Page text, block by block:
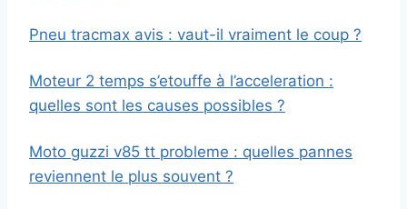
Pneu tracmax avis : vaut-il vraiment le coup ?
Moteur 2 temps s’etouffe à l’acceleration :
quelles sont les causes possibles ?
Moto guzzi v85 tt probleme : quelles pannes
reviennent le plus souvent ?